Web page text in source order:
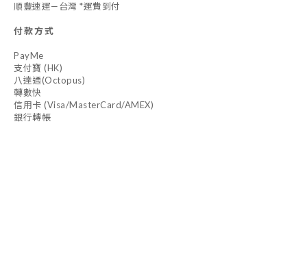
順豐速運—台灣 *運費到付
付款方式
PayMe
支付寶 (HK)
八達通(Octopus)
轉數快
信用卡 (Visa/MasterCard/AMEX)
銀行轉帳